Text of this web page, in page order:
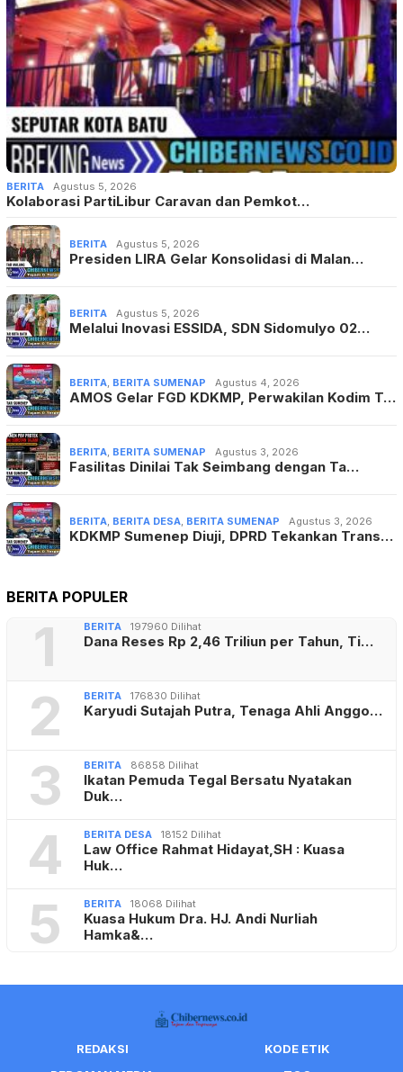
BERITA Agustus 5, 2026
Kolaborasi PartiLibur Caravan dan Pemkot…
BERITA Agustus 5, 2026
Presiden LIRA Gelar Konsolidasi di Malan…
BERITA Agustus 5, 2026
Melalui Inovasi ESSIDA, SDN Sidomulyo 02…
BERITA BERITA SUMENAP Agustus 4, 2026
AMOS Gelar FGD KDKMP, Perwakilan Kodim T…
BERITA BERITA SUMENAP Agustus 3, 2026
Fasilitas Dinilai Tak Seimbang dengan Ta…
BERITA BERITA DESA BERITA SUMENAP Agustus 3, 2026
KDKMP Sumenep Diuji, DPRD Tekankan Trans…
BERITA POPULER
1 BERITA 197960 Dilihat
Dana Reses Rp 2,46 Triliun per Tahun, Ti…
2 BERITA 176830 Dilihat
Karyudi Sutajah Putra, Tenaga Ahli Anggo…
3 BERITA 86858 Dilihat
Ikatan Pemuda Tegal Bersatu Nyatakan
Duk…
4 BERITA DESA 18152 Dilihat
Law Office Rahmat Hidayat,SH : Kuasa
Huk…
5 BERITA 18068 Dilihat
Kuasa Hukum Dra. HJ. Andi Nurliah
Hamka&…
REDAKSI
KODE ETIK